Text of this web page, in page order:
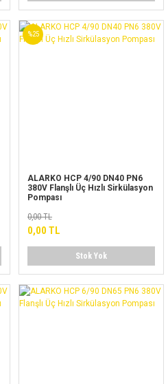
%25
ALARKO HCP 4/90 DN40 PN6
380V Flanşlı Üç Hızlı Sirkülasyon
Pompası
0,00 TL
0,00 TL
Stok Yok